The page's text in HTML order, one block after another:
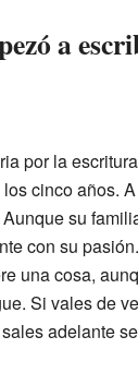
a
por la
cinco años.
su
con su
una cosa,
Si vales de
adelante